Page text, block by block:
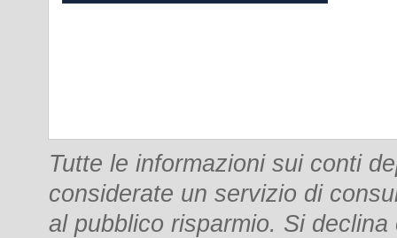
Tutte le informazioni sui conti
considerate un servizio di
al pubblico risparmio. Si